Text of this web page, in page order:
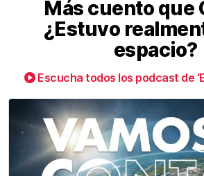
Más cuento que
¿Estuvo
espacio?
Escucha todos los podcast de